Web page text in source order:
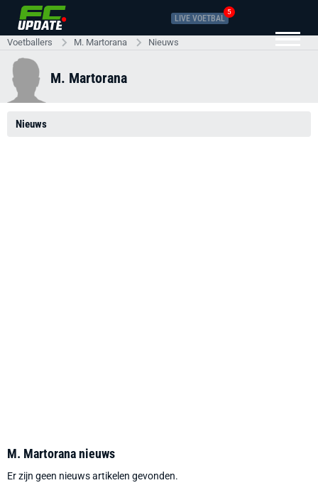
LIVE VOETBAL
5
Voetballers M. Martorana Nieuws
M. Martorana
Nieuws
M. Martorana nieuws
Er zijn geen nieuws artikelen gevonden.